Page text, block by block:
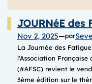
JOURNéE des
Nov 2, 2025—par
La Journée des
l’Association
(#AFSC) revient le
3ème édition sur le